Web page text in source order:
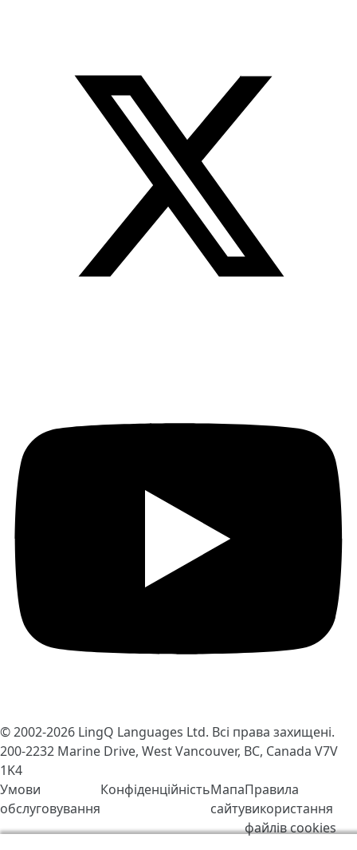
© 2002-2026 LingQ Languages Ltd. Всі права захищені.
200-2232 Marine Drive, West Vancouver, BC, Canada V7V
1K4
Умови
обслуговування
КонфіденційністьМапа
сайту
Правила
використання
файлів cookies